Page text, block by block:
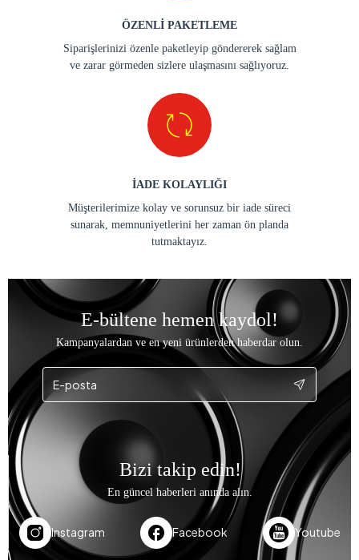
ÖZENLİ PAKETLEME
Siparişlerinizi özenle paketleyip göndererek sağlam
ve zarar görmeden sizlere ulaşmasını sağlıyoruz.
İADE KOLAYLIĞI
Müşterilerimize kolay ve sorunsuz bir iade süreci
sunarak, memnuniyetlerini her zaman ön planda
tutmaktayız.
E-bültene hemen kaydol!
Kampanyalardan ve en yeni ürünlerden haberdar olun.
Bizi takip edin!
En güncel haberleri anında alın.
Instagram Facebook Youtube